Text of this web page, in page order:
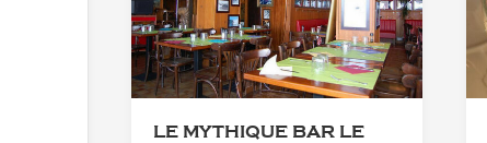
LE MYTHIQUE BAR LE